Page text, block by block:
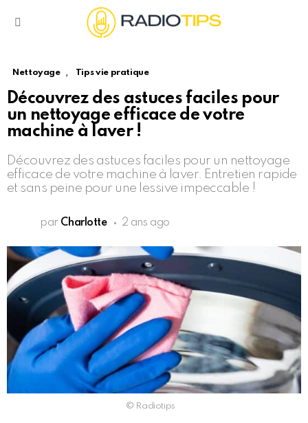
Nettoyage , Tips vie pratique
Découvrez des astuces faciles pour
un nettoyage efficace de votre
machine à laver !
Découvrez des astuces faciles pour un nettoyage
efficace de votre machine à laver. Entretien rapide
et sans peine pour une lessive impeccable !
par Charlotte 2 ans ago
© Radiotips